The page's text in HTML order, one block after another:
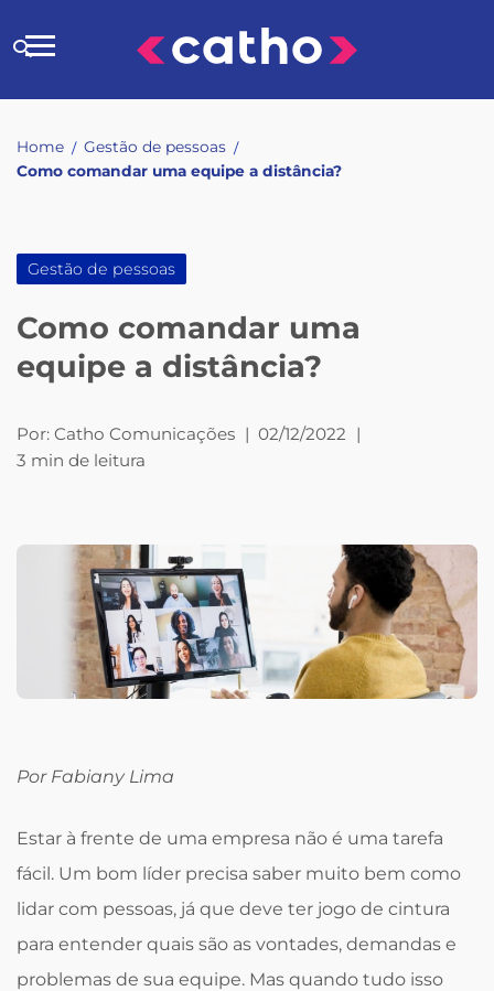
to
Buscar
Home / Gestão de pessoas /
Como comandar uma equipe a distância?
Gestão de pessoas
Como comandar uma
equipe a distância?
Por: Catho Comunicações | 02/12/2022 |
3 min de leitura
Por Fabiany Lima
Estar à frente de uma empresa não é uma tarefa
fácil. Um bom líder precisa saber muito bem como
lidar com pessoas, já que deve ter jogo de cintura
para entender quais são as vontades, demandas e
problemas de sua equipe. Mas quando tudo isso